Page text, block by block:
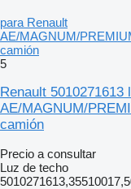
para Renault
AE/MAGNUM/
camión
5
Renault
AE/MAGNUM/
camión
Precio a consultar
Luz de techo